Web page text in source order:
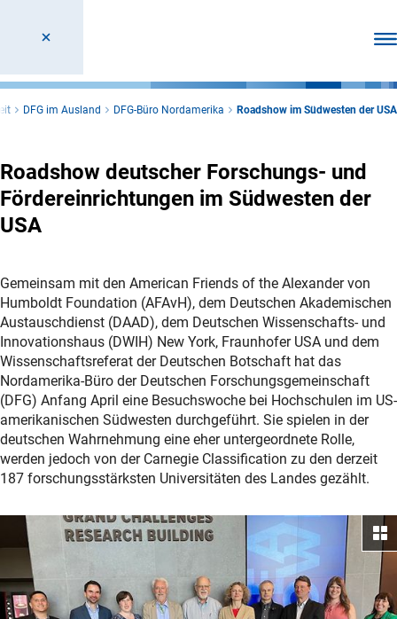
DFG im Ausland DFG-Büro Nordamerika Roadshow im Südwesten der USA
Roadshow deutscher Forschungs- und
Fördereinrichtungen im Südwesten der
USA
Gemeinsam mit den American Friends of the Alexander von
Humboldt Foundation (AFAvH), dem Deutschen Akademischen
Austauschdienst (DAAD), dem Deutschen Wissenschafts- und
Innovationshaus (DWIH) New York, Fraunhofer USA und dem
Wissenschaftsreferat der Deutschen Botschaft hat das
Nordamerika-Büro der Deutschen Forschungsgemeinschaft
(DFG) Anfang April eine Besuchswoche bei Hochschulen im US-
amerikanischen Südwesten durchgeführt. Sie spielen in der
deutschen Wahrnehmung eine eher untergeordnete Rolle,
werden jedoch von der Carnegie Classification zu den derzeit
187 forschungsstärksten Universitäten des Landes gezählt.